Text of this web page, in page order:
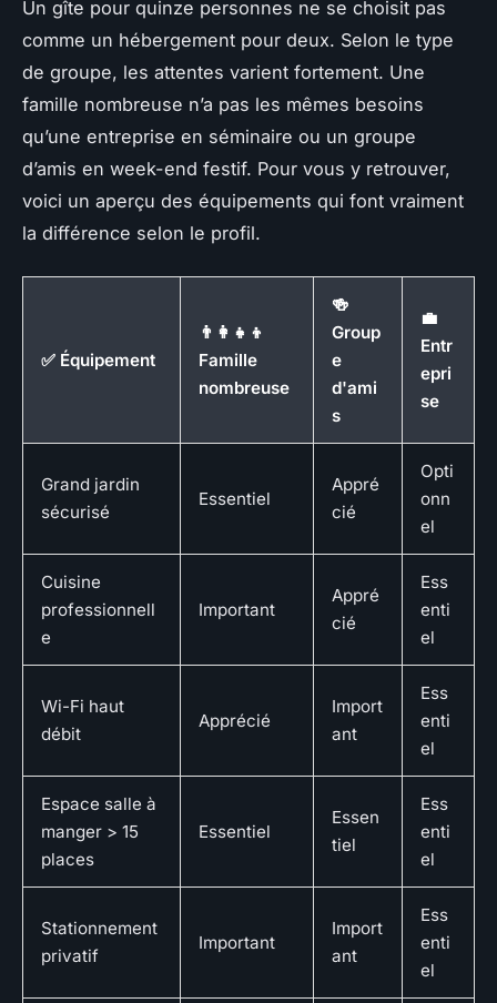
Un gîte pour quinze personnes ne se choisit pas
comme un hébergement pour deux. Selon le type
de groupe, les attentes varient fortement. Une
famille nombreuse n’a pas les mêmes besoins
qu’une entreprise en séminaire ou un groupe
d’amis en week-end festif. Pour vous y retrouver,
voici un aperçu des équipements qui font vraiment
la différence selon le profil.
✅ Équipement
👨‍👩‍👧‍👦
Famille
nombreuse
🍻
Group
e
d'ami
s
💼
Entr
epri
se
Grand jardin
sécurisé
Essentiel
Appré
cié
Opti
onn
el
Cuisine
professionnell
e
Important
Appré
cié
Ess
enti
el
Wi-Fi haut
débit
Apprécié
Import
ant
Ess
enti
el
Espace salle à
manger > 15
places
Essentiel
Essen
tiel
Ess
enti
el
Stationnement
privatif
Important
Import
ant
Ess
enti
el